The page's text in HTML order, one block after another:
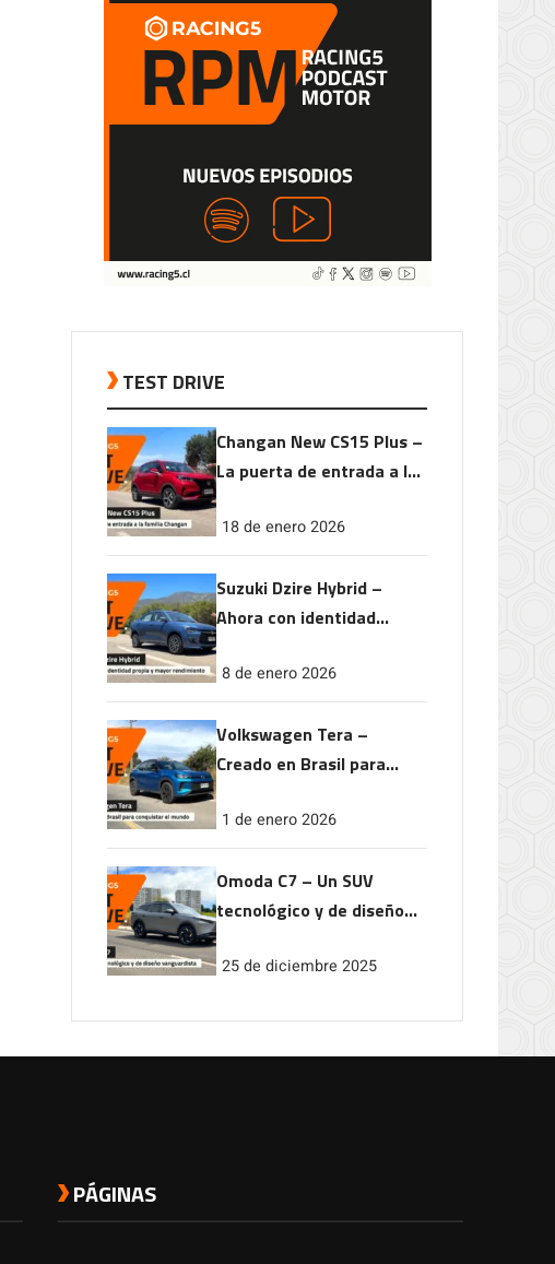
TEST DRIVE
Changan New CS15 Plus –
La puerta de entrada a la
18 de enero 2026
Suzuki Dzire Hybrid –
Ahora con identidad
rendimiento
8 de enero 2026
Volkswagen Tera –
Creado en Brasil para
1 de enero 2026
Omoda C7 – Un SUV
tecnológico y de diseño
25 de diciembre 2025
PÁGINAS